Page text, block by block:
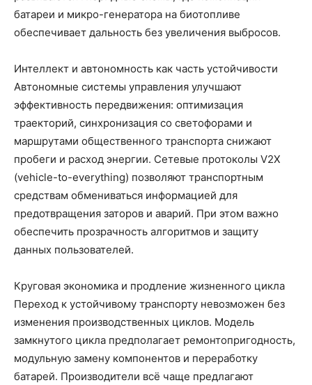
батареи и микро-генератора на биотопливе
обеспечивает дальность без увеличения выбросов.
Интеллект и автономность как часть устойчивости
Автономные системы управления улучшают
эффективность передвижения: оптимизация
траекторий, синхронизация со светофорами и
маршрутами общественного транспорта снижают
пробеги и расход энергии. Сетевые протоколы V2X
(vehicle-to-everything) позволяют транспортным
средствам обмениваться информацией для
предотвращения заторов и аварий. При этом важно
обеспечить прозрачность алгоритмов и защиту
данных пользователей.
Круговая экономика и продление жизненного цикла
Переход к устойчивому транспорту невозможен без
изменения производственных циклов. Модель
замкнутого цикла предполагает ремонтопригодность,
модульную замену компонентов и переработку
батарей. Производители всё чаще предлагают